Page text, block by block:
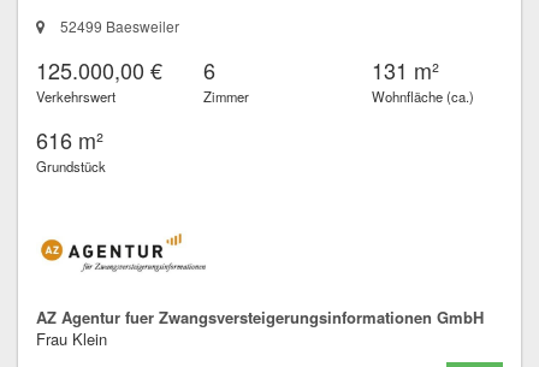
52499 Baesweiler
125.000,00 €
Verkehrswert
6
Zimmer
131 m²
Wohnfläche (ca.)
616 m²
Grundstück
AZ Agentur fuer Zwangsversteigerungsinformationen GmbH
Frau Klein